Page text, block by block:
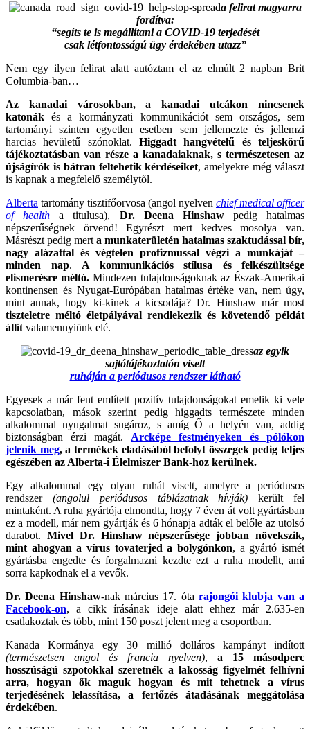
a felirat magyarra
fordítva:
“segíts te is megállítani a COVID-19 terjedését
csak létfontosságú ügy érdekében utazz”
Nem egy ilyen felirat alatt autóztam el az elmúlt 2 napban Brit
Columbia-ban…
Az kanadai városokban, a kanadai utcákon nincsenek
katonák és a kormányzati kommunikációt sem országos, sem
tartományi szinten egyetlen esetben sem jellemezte és jellemzi
harcias hevületű szónoklat. Higgadt hangvételű és teljeskörű
tájékoztatásban van része a kanadaiaknak, s természetesen az
újságírók is bátran feltehetik kérdéseiket, amelyekre még választ
is kapnak a megfelelő személytől.
Alberta tartomány tisztifőorvosa (angol nyelven chief medical officer
of health a titulusa), Dr. Deena Hinshawpedig hatalmas
népszerűségnek örvend! Egyrészt mert kedves mosolya van.
Másrészt pedig mert a munkaterületén hatalmas szaktudással bír,
nagy alázattal és végtelen profizmussal végzi a munkáját –
minden nap. A kommunikációs stílusa és felkészültsége
elismerésre méltó.Mindezen tulajdonságoknak az Észak-Amerikai
kontinensen és Nyugat-Európában hatalmas értéke van, nem úgy,
mint annak, hogy ki-kinek a kicsodája? Dr. Hinshaw már most
tiszteletre méltó életpályával rendlekezik és követendő példát
állít valamennyiünk elé.
az egyik
sajtótájékoztatón viselt
ruháján a periódusos rendszer látható
Egyesek a már fent említett pozitív tulajdonságokat emelik ki vele
kapcsolatban, mások szerint pedig higgadts természete minden
alkalommal nyugalmat sugároz, s amíg Ő a helyén van, addig
biztonságban érzi magát. Arcképe festményeken és pólókon
jelenik meg, a termékek eladásából befolyt összegek pedig teljes
egészében az Alberta-i Élelmiszer Bank-hoz kerülnek.
Egy alkalommal egy olyan ruhát viselt, amelyre a periódusos
rendszer (angolul periódusos táblázatnak hívják) került fel
mintaként. A ruha gyártója elmondta, hogy 7 éven át volt gyártásban
ez a modell, már nem gyártják és 6 hónapja adták el belőle az utolsó
darabot. Mivel Dr. Hinshaw népszerűsége jobban növekszik,
mint ahogyan a vírus tovaterjed a bolygónkon, a gyártó ismét
gyártásba engedte és forgalmazni kezdte ezt a ruha modellt, ami
sorra kapkodnak el a vevők.
Dr. Deena Hinshaw-nak március 17. ótarajongói klubja van a
Facebook-on, a cikk írásának ideje alatt ehhez már 2.635-en
csatlakoztak és több, mint 150 poszt jelent meg a csoportban.
Kanada Kormánya egy 30 millió dolláros kampányt indított
(természetsen angol és francia nyelven), a 15 másodperc
hosszúságú szpotokkal szeretnék a lakosság figyelmét felhívni
arra, hogyan ők maguk hogyan és mit tehetnek a vírus
terjedésének lelassítása, a fertőzés átadásának meggátolása
érdekében.